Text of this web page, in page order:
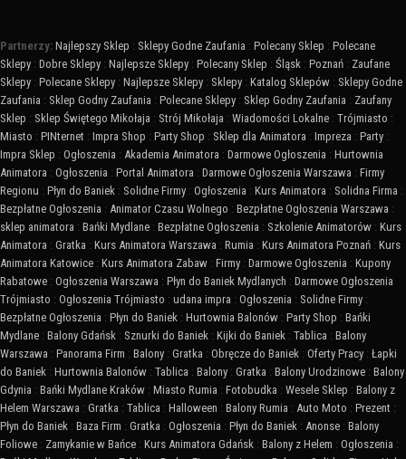
Partnerzy: Najlepszy Sklep : Sklepy Godne Zaufania : Polecany Sklep : Polecane
Sklepy : Dobre Sklepy : Najlepsze Sklepy : Polecany Sklep : Śląsk : Poznań : Zaufane
Sklepy : Polecane Sklepy : Najlepsze Sklepy : Sklepy : Katalog Sklepów : Sklepy Godne
Zaufania : Sklep Godny Zaufania : Polecane Sklepy : Sklep Godny Zaufania : Zaufany
Sklep : Sklep Świętego Mikołaja : Strój Mikołaja : Wiadomości Lokalne : Trójmiasto :
Miasto : PINternet : Impra Shop : Party Shop : Sklep dla Animatora : Impreza : Party :
Impra Sklep : Ogłoszenia : Akademia Animatora : Darmowe Ogłoszenia : Hurtownia
Animatora : Ogłoszenia : Portal Animatora : Darmowe Ogłoszenia Warszawa : Firmy
Regionu : Płyn do Baniek : Solidne Firmy : Ogłoszenia : Kurs Animatora : Solidna Firma :
Bezpłatne Ogłoszenia : Animator Czasu Wolnego : Bezpłatne Ogłoszenia Warszawa :
sklep animatora : Bańki Mydlane : Bezpłatne Ogłoszenia : Szkolenie Animatorów : Kurs
Animatora : Gratka : Kurs Animatora Warszawa : Rumia : Kurs Animatora Poznań : Kurs
Animatora Katowice : Kurs Animatora Zabaw : Firmy : Darmowe Ogłoszenia : Kupony
Rabatowe : Ogłoszenia Warszawa : Płyn do Baniek Mydlanych : Darmowe Ogłoszenia
Trójmiasto : Ogłoszenia Trójmiasto : udana impra : Ogłoszenia : Solidne Firmy :
Bezpłatne Ogłoszenia : Płyn do Baniek : Hurtownia Balonów : Party Shop : Bańki
Mydlane : Balony Gdańsk : Sznurki do Baniek : Kijki do Baniek : Tablica : Balony
Warszawa : Panorama Firm : Balony : Gratka : Obręcze do Baniek : Oferty Pracy : Łapki
do Baniek : Hurtownia Balonów : Tablica : Balony : Gratka : Balony Urodzinowe : Balony
Gdynia : Bańki Mydlane Kraków : Miasto Rumia : Fotobudka : Wesele Sklep : Balony z
Helem Warszawa : Gratka : Tablica : Halloween : Balony Rumia : Auto Moto : Prezent :
Płyn do Baniek : Baza Firm : Gratka : Ogłoszenia : Płyn do Baniek : Anonse : Balony
Foliowe : Zamykanie w Bańce : Kurs Animatora Gdańsk : Balony z Helem : Ogłoszenia :